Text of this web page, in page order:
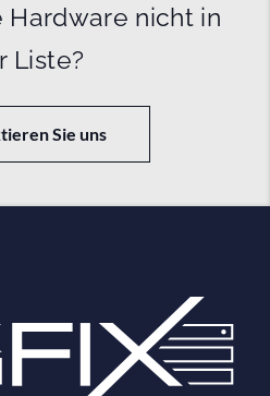
Hardware nicht in
Liste?
Sie uns